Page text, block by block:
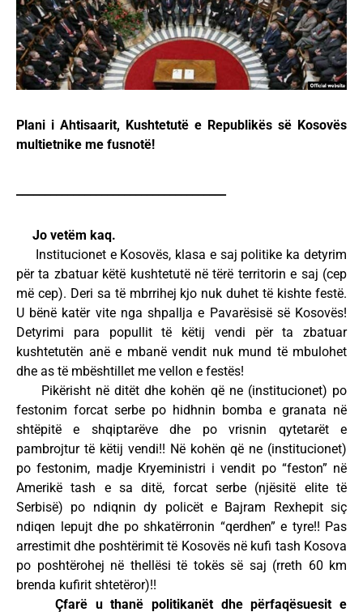
Plani i Ahtisaarit, Kushtetutë e Republikës së Kosovës
multietnike me fusnotë!
Jo vetëm kaq.
Institucionet e Kosovës, klasa e saj politike ka detyrim
për ta zbatuar këtë kushtetutë në tërë territorin e saj (cep
më cep). Deri sa të mbrrihej kjo nuk duhet të kishte festë.
U bënë katër vite nga shpallja e Pavarësisë së Kosovës!
Detyrimi para popullit të këtij vendi për ta zbatuar
kushtetutën anë e mbanë vendit nuk mund të mbulohet
dhe as të mbështillet me vellon e festës!
Pikërisht në ditët dhe kohën që ne (institucionet) po
festonim forcat serbe po hidhnin bomba e granata në
shtëpitë e shqiptarëve dhe po vrisnin qytetarët e
pambrojtur të këtij vendi!! Në kohën që ne (institucionet)
po festonim, madje Kryeministri i vendit po “feston” në
Amerikë tash e sa ditë, forcat serbe (njësitë elite të
Serbisë) po ndiqnin dy policët e Bajram Rexhepit siç
ndiqen lepujt dhe po shkatërronin “qerdhen” e tyre!! Pas
arrestimit dhe poshtërimit të Kosovës në kufi tash Kosova
po poshtërohej në thellësi të tokës së saj (rreth 60 km
brenda kufirit shtetëror)!!
Çfarë u thanë politikanët dhe përfaqësuesit e